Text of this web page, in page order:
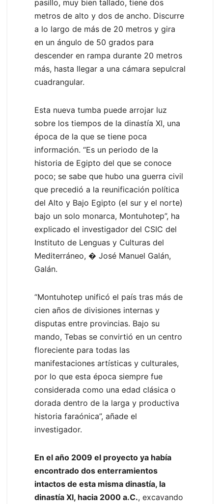
pasillo, muy bien tallado, tiene dos
metros de alto y dos de ancho. Discurre
a lo largo de más de 20 metros y gira
en un ángulo de 50 grados para
descender en rampa durante 20 metros
más, hasta llegar a una cámara sepulcral
cuadrangular.
Esta nueva tumba puede arrojar luz
sobre los tiempos de la dinastía XI, una
época de la que se tiene poca
información. “Es un periodo de la
historia de Egipto del que se conoce
poco; se sabe que hubo una guerra civil
que precedió a la reunificación política
del Alto y Bajo Egipto (el sur y el norte)
bajo un solo monarca, Montuhotep”, ha
explicado el investigador del CSIC del
Instituto de Lenguas y Culturas del
Mediterráneo, � José Manuel Galán,
Galán.
“Montuhotep unificó el país tras más de
cien años de divisiones internas y
disputas entre provincias. Bajo su
mando, Tebas se convirtió en un centro
floreciente para todas las
manifestaciones artísticas y culturales,
por lo que esta época siempre fue
considerada como una edad clásica o
dorada dentro de la larga y productiva
historia faraónica”, añade el
investigador.
En el año 2009 el proyecto ya había
encontrado dos enterramientos
intactos de esta misma dinastía, la
dinastía XI, hacia 2000 a.C., excavando